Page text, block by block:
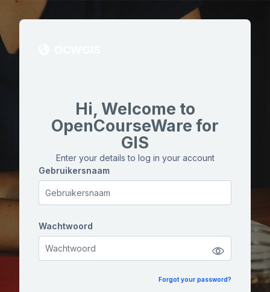
Ga naar hoofdinhoud
Hi, Welcome to
OpenCourseWare for
GIS
Enter your details to log in your account
Gebruikersnaam
Gebruikersnaam
Wachtwoord
Wachtwoord
Forgot your password?